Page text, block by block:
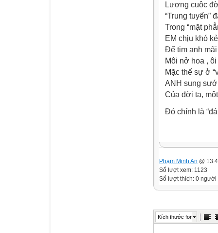
Lượng cuộc
“Trung tuyến”
Trong “mặt
EM chịu khó
Để tim anh mãi
Môi nở hoa , ôi
Mặc thế sự ở
ANH sung
Của đời ta,
Đó chính là
Phạm Minh An @
Số lượt xem: 1123
Số lượt thích: 0 người
Kích thước font